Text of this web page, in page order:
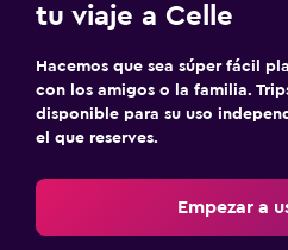
tu viaje a Celle
Hacemos que sea súper fácil
con los amigos o la familia.
disponible para su uso
el que reserves.
Empezar a